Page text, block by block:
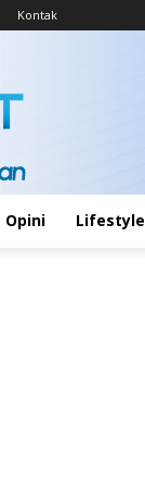
Kontak
Opini Lifestyle